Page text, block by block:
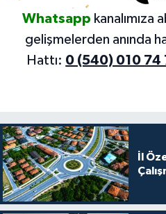
Whatsapp
gelişmelerden anında
Hattı: 0 (540) 010 74
İl